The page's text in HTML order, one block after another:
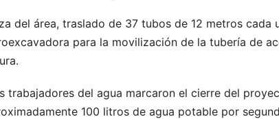
del área, traslado de 37 tubos de 12 metros cada
para la movilización de la tubería de
trabajadores del agua marcaron el cierre del
100 litros de agua potable por